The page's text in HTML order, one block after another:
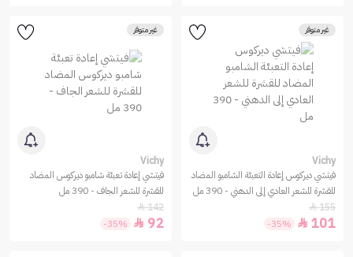
غير متوفر
Vichy
فيتشي ديركوس إعادة التعبئة الشامبو المضاد
للقشرة للشعر العادي إلى الدهني - 390 مل
155

101

-35%
غير متوفر
Vichy
فيتشي إعادة تعبئة شامبو ديركوس المضاد
للقشرة للشعر الجاف - 390 مل
142

92

-35%